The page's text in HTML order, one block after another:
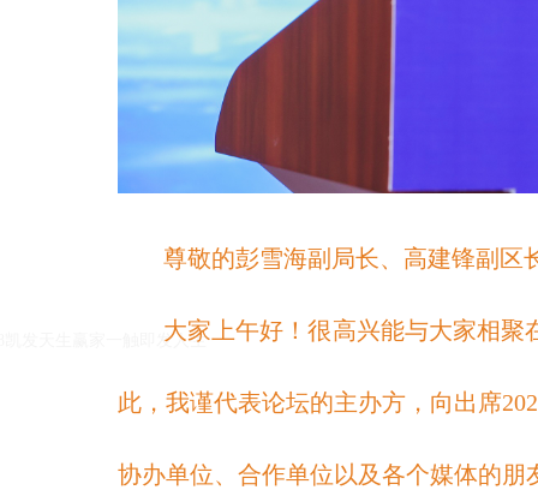
尊敬的彭雪海副局长、高建锋副区
大家上午好！很高兴能与大家相
此，我谨代表论坛的主办方，向出席
协办单位、合作单位以及各个媒体的
凯发天生赢家一触即发人生
k8凯发天生赢家一触即发人生的友情链接：||